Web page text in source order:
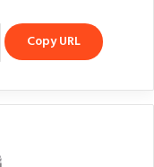
Copy URL